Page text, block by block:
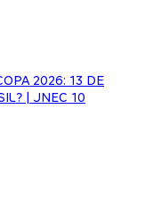
2026: 13 DE
| JNEC 10